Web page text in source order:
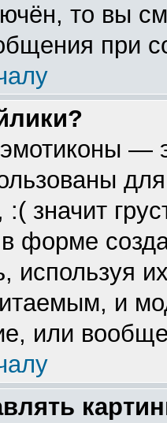
то вы
при
—
:( значит
форме
используя
и
или вообще